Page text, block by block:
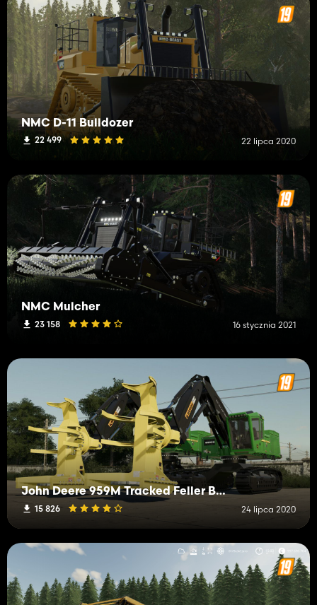
NMC D-11 Bulldozer
22 499 22 lipca 2020
NMC Mulcher
23 158 16 stycznia 2021
John Deere 959M Tracked Feller Buncher
15 826 24 lipca 2020